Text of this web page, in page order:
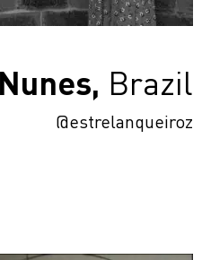
Brazil
@estrelanqueiroz